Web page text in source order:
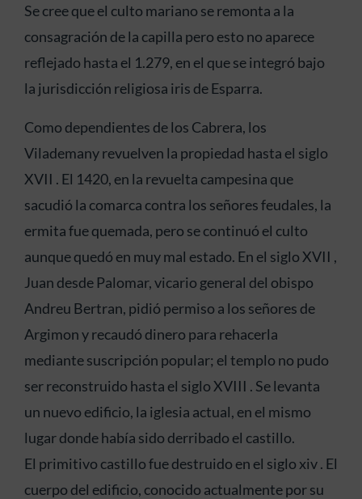
Se cree que el culto mariano se remonta a la
consagración de la capilla pero esto no aparece
reflejado hasta el 1.279, en el que se integró bajo
la jurisdicción religiosa iris de Esparra.
Como dependientes de los Cabrera, los
Vilademany revuelven la propiedad hasta el siglo
XVII . El 1420, en la revuelta campesina que
sacudió la comarca contra los señores feudales, la
ermita fue quemada, pero se continuó el culto
aunque quedó en muy mal estado. En el siglo XVII ,
Juan desde Palomar, vicario general del obispo
Andreu Bertran, pidió permiso a los señores de
Argimon y recaudó dinero para rehacerla
mediante suscripción popular; el templo no pudo
ser reconstruido hasta el siglo XVIII . Se levanta
un nuevo edificio, la iglesia actual, en el mismo
lugar donde había sido derribado el castillo.
El primitivo castillo fue destruido en el siglo xiv . El
cuerpo del edificio, conocido actualmente por su